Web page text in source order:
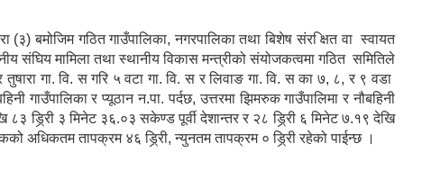
बमोजिम गठित गाउँपालिका, नगरपालिका तथा बिशेष संर िक्षत वा स्वायत
संघिय मामिला तथा स्थानीय विकास मन्त्रीको संयोजकत्वमा गठित समितिले
गा. वि. स गरि ५ वटा गा. वि. स र लिवाङ गा. वि. स का ७, ८, र ९ वडा
गाउँपालिका र प्यूठान न.पा. पर्दछ, उत्तरमा झिमरुक गाउँपालिमा र नौबहिनी
८३ ड्रि्री ३ मिनेट ३६.०३ सकेण्ड पूर्वी देशान्तर र २८ ड्रि्री ६ मिनेट ७.१९ देखि
अधिकतम तापक्रम ४६ ड्रि्री, न्युनतम तापक्रम ० ड्रि्री रहेको पाईन्छ ।